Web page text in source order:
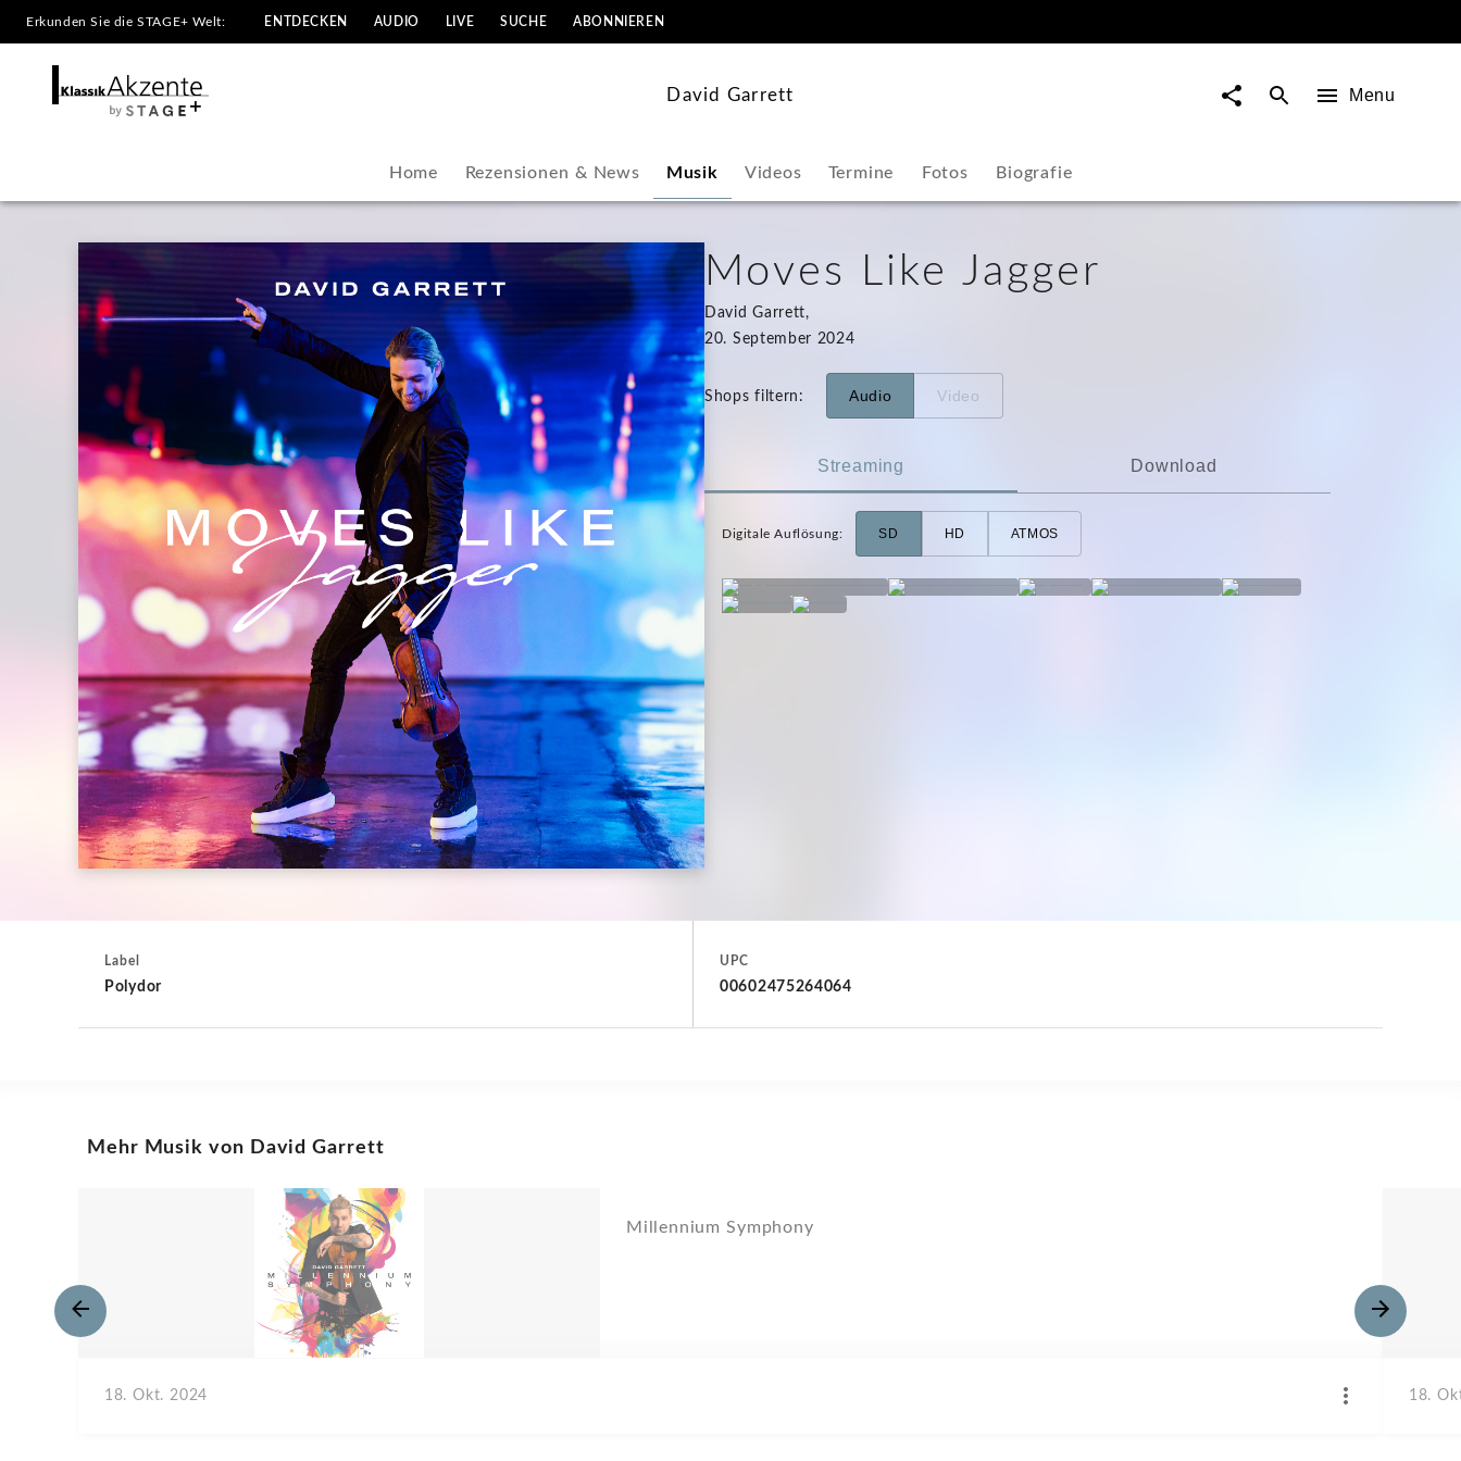
David
Garrett
KlassikAkzente
STAGE+
Erkunden Sie die STAGE+ Welt: ENTDECKEN AUDIO LIVE SUCHE ABONNIEREN
David Garrett Menu
Home Rezensionen & News Musik Videos Termine Fotos Biografie
Moves Like Jagger
David Garrett,
20. September 2024
Shops filtern : Audio Video
Streaming Download
Digitale Auflösung: SD HD ATMOS
Label
Polydor
UPC
00602475264064
Mehr Musik von David Garrett
Millennium Symphony
18. Okt. 2024 18.